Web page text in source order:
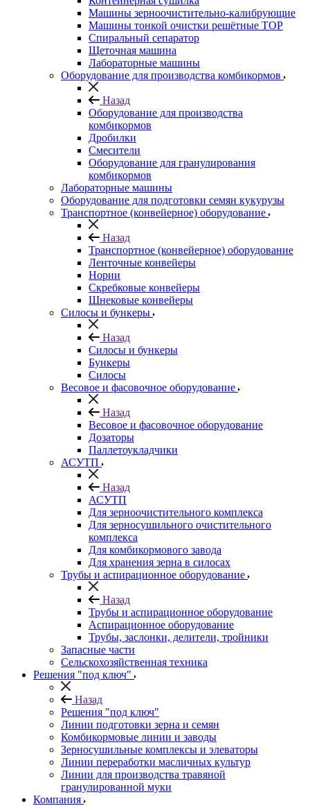
Машины зерноочистительно-калибрующие
Машины тонкой очистки решётные ТОР
Спиральный сепаратор
Щеточная машина
Лабораторные машины
Оборудование для производства комбикормов
Назад
Оборудование для производства
комбикормов
Дробилки
Смесители
Оборудование для гранулирования
комбикормов
Лабораторные машины
Оборудование для подготовки семян кукурузы
Транспортное (конвейерное) оборудование
Назад
Транспортное (конвейерное) оборудование
Ленточные конвейеры
Нории
Скребковые конвейеры
Шнековые конвейеры
Силосы и бункеры
Назад
Силосы и бункеры
Бункеры
Силосы
Весовое и фасовочное оборудование
Назад
Весовое и фасовочное оборудование
Дозаторы
Паллетоукладчики
АСУТП
Назад
АСУТП
Для зерноочистительного комплекса
Для зерносушильного очистительного
комплекса
Для комбикормового завода
Для хранения зерна в силосах
Трубы и аспирационное оборудование
Назад
Трубы и аспирационное оборудование
Аспирационное оборудование
Трубы, заслонки, делители, тройники
Запасные части
Сельскохозяйственная техника
Решения "под ключ"
Назад
Решения "под ключ"
Линии подготовки зерна и семян
Комбикормовые линии и заводы
Зерносушильные комплексы и элеваторы
Линии переработки масличных культур
Линии для производства травяной
гранулированной муки
Компания